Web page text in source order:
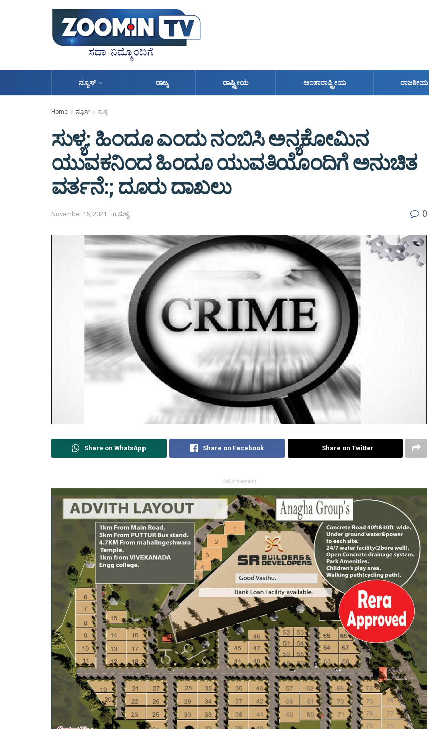
ನ್ಯೂಸ್ ರಾಜ್ಯ ರಾಷ್ಟ್ರೀಯ ಅಂತಾರಾಷ್ಟ್ರೀಯ ರಾಜಕೀಯ
Home ನ್ಯೂಸ್ ಸುಳ್ಯ
ಸುಳ್ಯ: ಹಿಂದೂ ಎಂದು ನಂಬಿಸಿ ಅನ್ಯಕೋಮಿನ
ಯುವಕನಿಂದ ಹಿಂದೂ ಯುವತಿಯೊಂದಿಗೆ ಅನುಚಿತ
ವರ್ತನೆ:; ದೂರು ದಾಖಲು
November 15, 2021 in ಸುಳ್ಯ 0
Share on WhatsApp Share on Facebook Share on Twitter
Advertisement